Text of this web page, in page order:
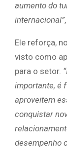
aumento do
internacional”
Ele reforça,
visto como
para o setor.
importante, é
aproveitem
conquistar
desempenho